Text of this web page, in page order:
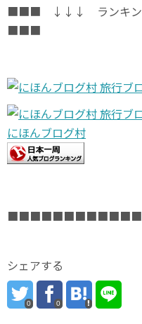
■■■ ↓↓↓ ランキン
■■■
にほんブログ村
シェアする
0 0